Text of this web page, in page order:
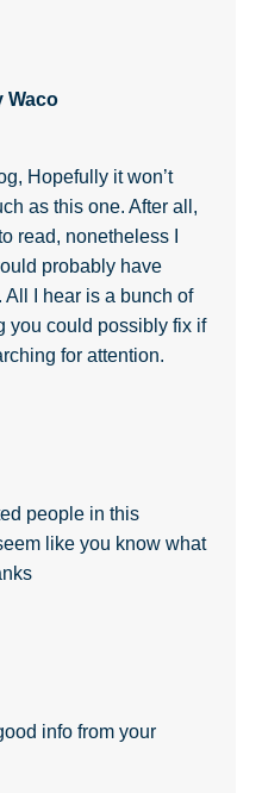
Waco
Hopefully it won’t
as this one. After all,
read, nonetheless I
probably have
I hear is a bunch of
you could possibly fix if
for attention.
people in this
like you know what
info from your